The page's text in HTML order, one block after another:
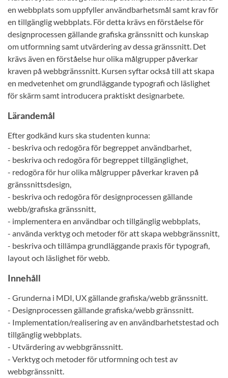
en webbplats som uppfyller användbarhetsmål samt krav för
en tillgänglig webbplats. För detta krävs en förståelse för
designprocessen gällande grafiska gränssnitt och kunskap
om utformning samt utvärdering av dessa gränssnitt. Det
krävs även en förståelse hur olika målgrupper påverkar
kraven på webbgränssnitt. Kursen syftar också till att skapa
en medvetenhet om grundläggande typografi och läslighet
för skärm samt introducera praktiskt designarbete.
Lärandemål
Efter godkänd kurs ska studenten kunna:
- beskriva och redogöra för begreppet användbarhet,
- beskriva och redogöra för begreppet tillgänglighet,
- redogöra för hur olika målgrupper påverkar kraven på
gränssnittsdesign,
- beskriva och redogöra för designprocessen gällande
webb/grafiska gränssnitt,
- implementera en användbar och tillgänglig webbplats,
- använda verktyg och metoder för att skapa webbgränssnitt,
- beskriva och tillämpa grundläggande praxis för typografi,
layout och läslighet för webb.
Innehåll
- Grunderna i MDI, UX gällande grafiska/webb gränssnitt.
- Designprocessen gällande grafiska/webb gränssnitt.
- Implementation/realisering av en användbarhetstestad och
tillgänglig webbplats.
- Utvärdering av webbgränssnitt.
- Verktyg och metoder för utformning och test av
webbgränssnitt.